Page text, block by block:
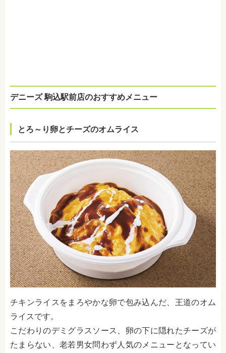
デニーズ 駒込駅前店のおすすめメニュー
とろ～り卵とチーズのオムライス
チキンライスをまろやかな卵で包み込んだ、王道のオム
ライスです。
こだわりのデミグラスソース、卵の下に隠れたチーズが
たまらない、老若男女問わず人気のメニューとなってい